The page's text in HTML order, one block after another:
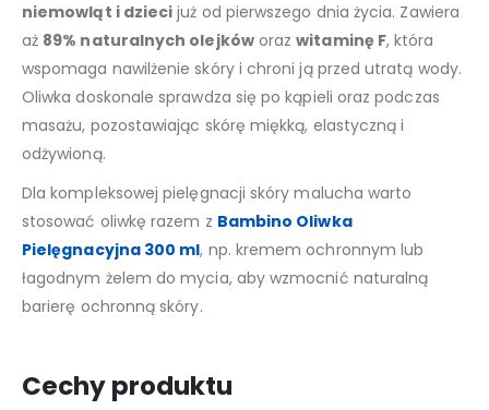
niemowląt i dzieci już od pierwszego dnia życia. Zawiera
aż 89% naturalnych olejkóworazwitaminę F, która
wspomaga nawilżenie skóry i chroni ją przed utratą wody.
Oliwka doskonale sprawdza się po kąpieli oraz podczas
masażu, pozostawiając skórę miękką, elastyczną i
odżywioną.
Dla kompleksowej pielęgnacji skóry malucha warto
stosować oliwkę razem z Bambino Oliwka
Pielęgnacyjna 300 ml, np. kremem ochronnym lub
łagodnym żelem do mycia, aby wzmocnić naturalną
barierę ochronną skóry.
Cechy produktu